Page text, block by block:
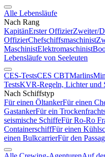
Alle Lebensläufe
Nach Rang
KapitänErster OffizierZweiter/
OffizierChefschiffsmaschinist
MaschinistElektromaschinist
Lebensläufe von Seeleuten
CES-TestsCES CBTMarlins
TestsKVR-Regeln, Lichter und
Nach Schiffstyp
Für einen ÖltankerFür einen
GastankerFür ein
seismische SchiffeFür Ro-Ro
ContainerschiffFür einen
einen BulkcarrierFür den